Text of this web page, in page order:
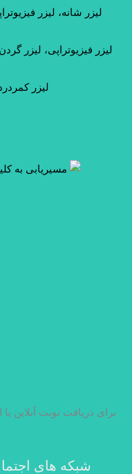
لیزر شانه، لیزر
لیزر فیزیوتراپی، لیزر
لیزر
برای دریافت نوبت آنلاین
شبکه های